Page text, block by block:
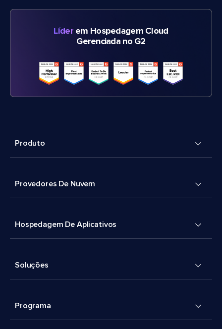
Líderem Hospedagem Cloud
Gerenciada no G2
Produto
Provedores De Nuvem
Hospedagem De Aplicativos
Soluções
Programa